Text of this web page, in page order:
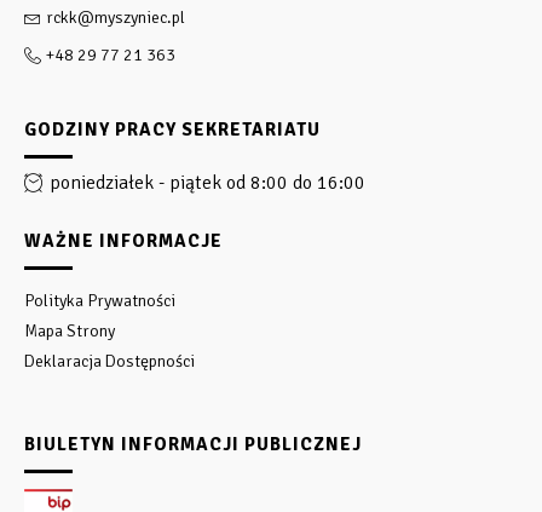
rckk@myszyniec.pl
+48 29 77 21 363
GODZINY PRACY SEKRETARIATU
poniedziałek - piątek od 8:00 do 16:00
WAŻNE INFORMACJE
Polityka Prywatności
Mapa Strony
Deklaracja Dostępności
BIULETYN INFORMACJI PUBLICZNEJ